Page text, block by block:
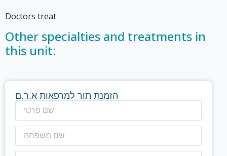
Doctors treat
Other specialties and treatments in
this unit:
הזמנת תור למרפאות א.ר.ם